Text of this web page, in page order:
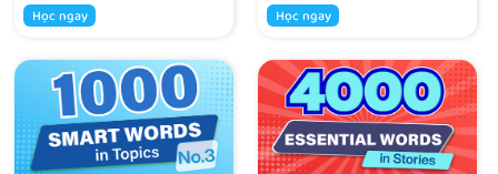
Học ngay Học ngay